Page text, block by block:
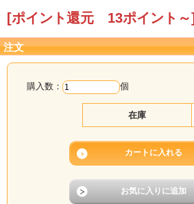
[ポイント還元 13ポイント～]
注文
購入数： 個
在庫